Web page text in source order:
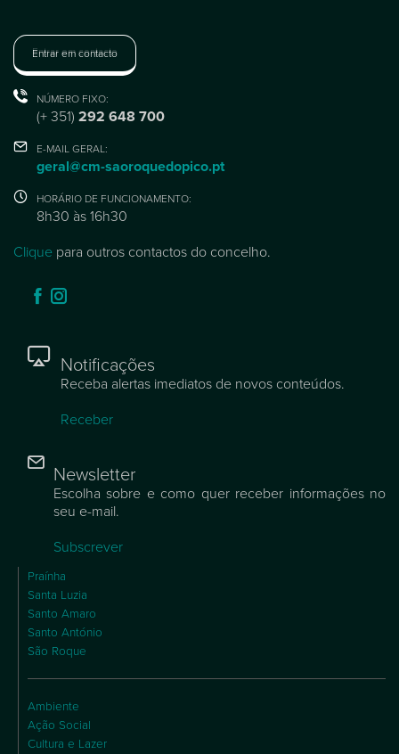
Entrar em contacto
NÚMERO FIXO:
(+ 351) 292 648 700
E-MAIL GERAL:
geral@cm-saoroquedopico.pt
HORÁRIO DE FUNCIONAMENTO:
8h30 às 16h30
Clique para outros contactos do concelho.
Notificações
Receba alertas imediatos de novos conteúdos.
Receber
Newsletter
Escolha sobre e como quer receber informações no
seu e-mail.
Subscrever
Praínha
Santa Luzia
Santo Amaro
Santo António
São Roque
Ambiente
Ação Social
Cultura e Lazer